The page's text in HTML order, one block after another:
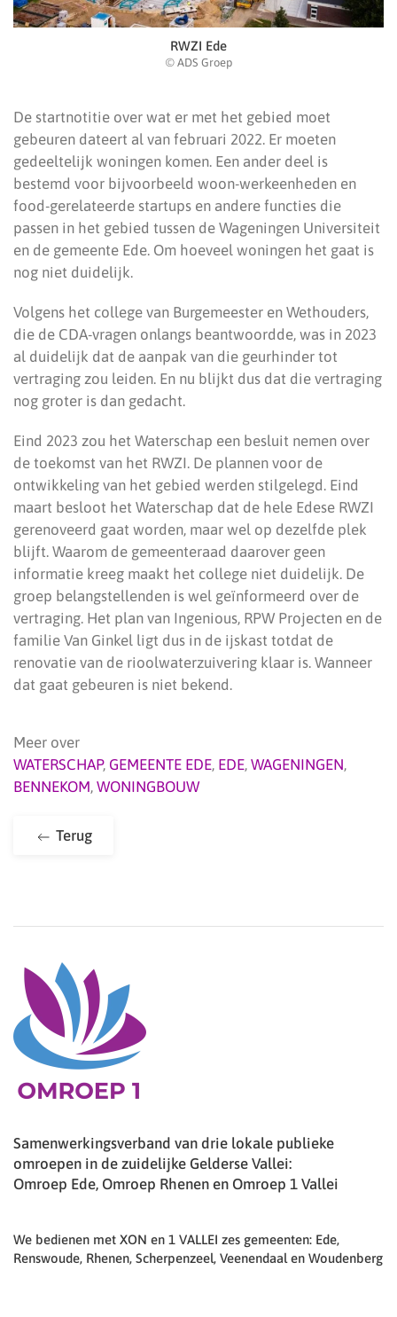
RWZI Ede
© ADS Groep
De startnotitie over wat er met het gebied moet
gebeuren dateert al van februari 2022. Er moeten
gedeeltelijk woningen komen. Een ander deel is
bestemd voor bijvoorbeeld woon-werkeenheden en
food-gerelateerde startups en andere functies die
passen in het gebied tussen de Wageningen Universiteit
en de gemeente Ede. Om hoeveel woningen het gaat is
nog niet duidelijk.
Volgens het college van Burgemeester en Wethouders,
die de CDA-vragen onlangs beantwoordde, was in 2023
al duidelijk dat de aanpak van die geurhinder tot
vertraging zou leiden. En nu blijkt dus dat die vertraging
nog groter is dan gedacht.
Eind 2023 zou het Waterschap een besluit nemen over
de toekomst van het RWZI. De plannen voor de
ontwikkeling van het gebied werden stilgelegd. Eind
maart besloot het Waterschap dat de hele Edese RWZI
gerenoveerd gaat worden, maar wel op dezelfde plek
blijft. Waarom de gemeenteraad daarover geen
informatie kreeg maakt het college niet duidelijk. De
groep belangstellenden is wel geïnformeerd over de
vertraging. Het plan van Ingenious, RPW Projecten en de
familie Van Ginkel ligt dus in de ijskast totdat de
renovatie van de rioolwaterzuivering klaar is. Wanneer
dat gaat gebeuren is niet bekend.
Meer over
WATERSCHAP, GEMEENTE EDE, EDE, WAGENINGEN,
BENNEKOM, WONINGBOUW
Terug
Samenwerkingsverband van drie lokale publieke
omroepen in de zuidelijke Gelderse Vallei:
Omroep Ede, Omroep Rhenen en Omroep 1 Vallei
We bedienen met XON en 1 VALLEI zes gemeenten: Ede,
Renswoude, Rhenen, Scherpenzeel, Veenendaal en Woudenberg